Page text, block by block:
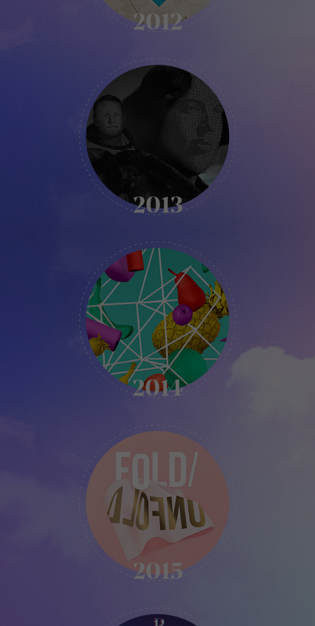
2012
2013
2013
2014
2014
2015
2015